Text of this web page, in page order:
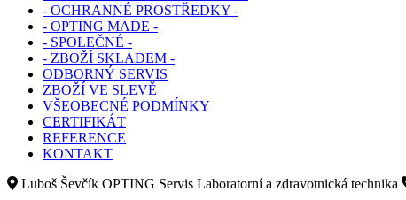
- OCHRANNÉ PROSTŘEDKY -
- OPTING MADE -
- SPOLEČNÉ -
- ZBOŽÍ SKLADEM -
ODBORNÝ SERVIS
ZBOŽÍ VE SLEVĚ
VŠEOBECNÉ PODMÍNKY
CERTIFIKÁT
REFERENCE
KONTAKT
Luboš Ševčík OPTING Servis Laboratorní a zdravotnická technika